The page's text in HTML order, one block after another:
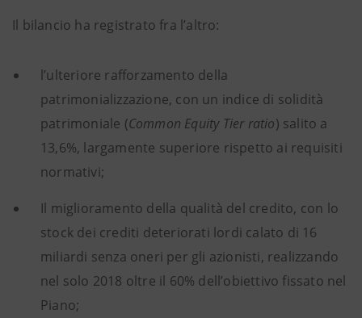
Il bilancio ha registrato fra l’altro:
l’ulteriore rafforzamento della
patrimonializzazione, con un indice di solidità
patrimoniale (Common Equity Tier ratio) salito a
13,6%, largamente superiore rispetto ai requisiti
normativi;
Il miglioramento della qualità del credito, con lo
stock dei crediti deteriorati lordi calato di 16
miliardi senza oneri per gli azionisti, realizzando
nel solo 2018 oltre il 60% dell’obiettivo fissato nel
Piano;